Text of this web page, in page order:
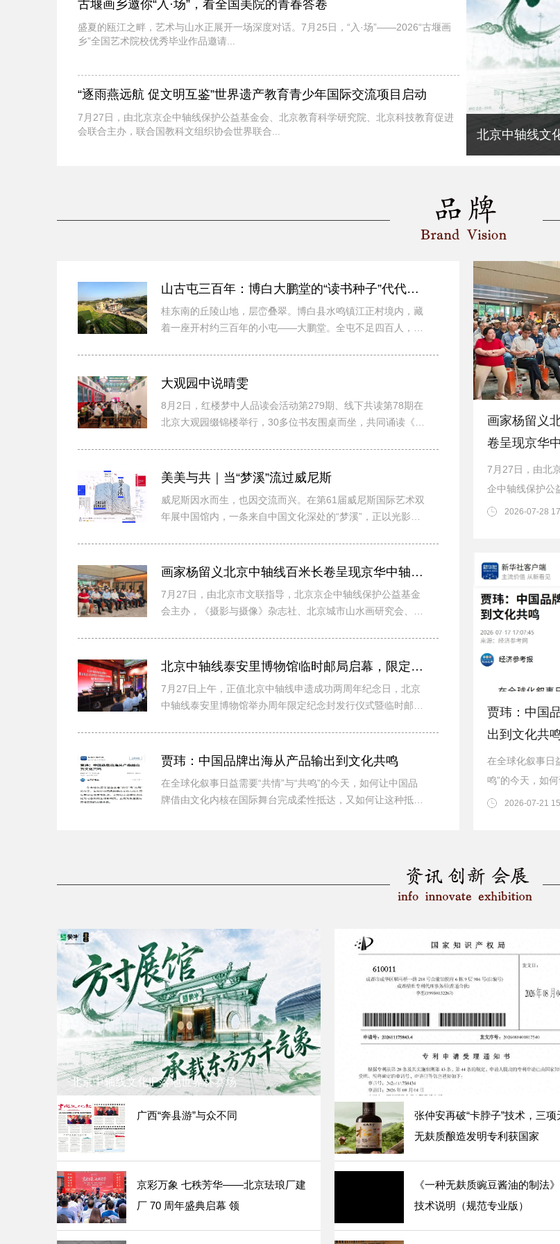
古堰画乡邀你“入·场”，看全国美院的青春答卷
盛夏的瓯江之畔，艺术与山水正展开一场深度对话。7月25日，“入·场”——2026“古堰画
乡”全国艺术院校优秀毕业作品邀请...
“逐雨燕远航 促文明互鉴”世界遗产教育青少年国际交流项目启动
7月27日，由北京京企中轴线保护公益基金会、北京教育科学研究院、北京科技教育促进
会联合主办，联合国教科文组织协会世界联合...
北京中轴线文化IP落地世界杯赛场 原创《梅兰芳
山古屯三百年：博白大鹏堂的“读书种子”代代相传
桂东南的丘陵山地，层峦叠翠。博白县水鸣镇江正村境内，藏
着一座开村约三百年的小屯——大鹏堂。全屯不足四百人，在
大观园中说晴雯
8月2日，红楼梦中人品读会活动第279期、线下共读第78期在
北京大观园缀锦楼举行，30多位书友围桌而坐，共同诵读《红
美美与共｜当“梦溪”流过威尼斯
威尼斯因水而生，也因交流而兴。在第61届威尼斯国际艺术双
年展中国馆内，一条来自中国文化深处的“梦溪”，正以光影、
画家杨留义北京中轴线百米长卷呈现京华中轴盛景
7月27日，由北京市文联指导，北京京企中轴线保护公益基金
会主办，《摄影与摄像》杂志社、北京城市山水画研究会、北
北京中轴线泰安里博物馆临时邮局启幕，限定纪念封致敬申遗成功两
7月27日上午，正值北京中轴线申遗成功两周年纪念日，北京
中轴线泰安里博物馆举办周年限定纪念封发行仪式暨临时邮局
贾玮：中国品牌出海从产品输出到文化共鸣
在全球化叙事日益需要“共情”与“共鸣”的今天，如何让中国品
牌借由文化内核在国际舞台完成柔性抵达，又如何让这种抵达
画家杨留义
卷呈现京华
7月27日，由北
企中轴线保护公
与摄像》杂志社
2026-07-28
贾玮：中国
出到文化共
在全球化叙事日
鸣”的今天，如
内核在国际舞台
2026-07-21
北京中轴线文化IP落地世界杯赛场
广西“奔县游”与众不同
京彩万象 七秩芳华——北京珐琅厂建
厂 70 周年盛典启幕 领
张仲安再破“卡脖子”技术，三项
无麸质酿造发明专利获国家
《一种无麸质豌豆酱油的制法
技术说明（规范专业版）